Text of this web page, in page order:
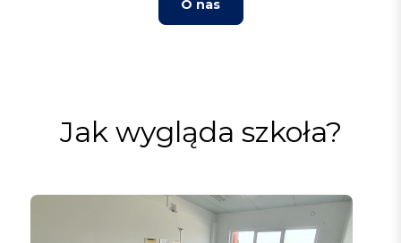
O nas
Jak wygląda szkoła?